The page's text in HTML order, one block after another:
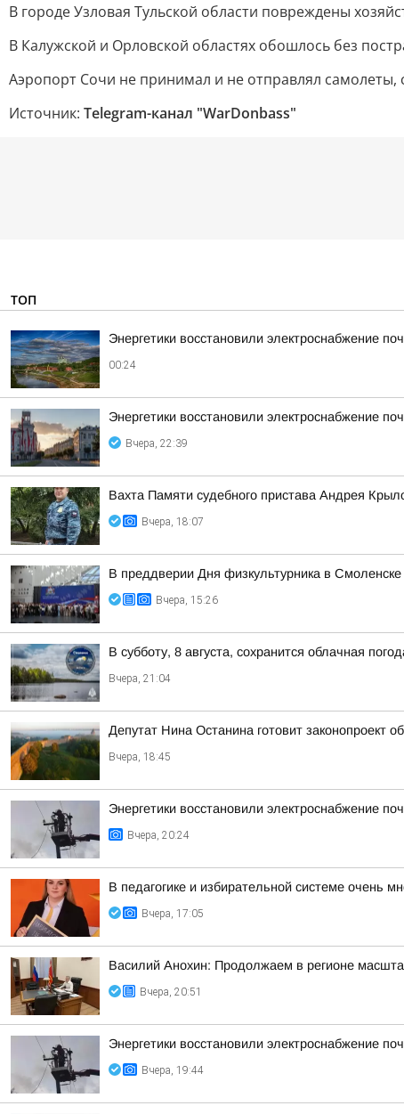
В городе Узловая Тульской области повреждены
В Калужской и Орловской областях обошлось без
Аэропорт Сочи не принимал и не отправлял
Источник: Telegram-канал "WarDonbass"
ТОП
Энергетики восстановили электроснабжение
00:24
Энергетики восстановили электроснабжение
Вчера, 22:39
Вахта Памяти судебного пристава Андрея
Вчера, 18:07
В преддверии Дня физкультурника в
Вчера, 15:26
В субботу, 8 августа, сохранится облачная
Вчера, 21:04
Депутат Нина Останина готовит законопроект
Вчера, 18:45
Энергетики восстановили электроснабжение
Вчера, 20:24
В педагогике и избирательной системе очень
Вчера, 17:05
Василий Анохин: Продолжаем в регионе
Вчера, 20:51
Энергетики восстановили электроснабжение
Вчера, 19:44